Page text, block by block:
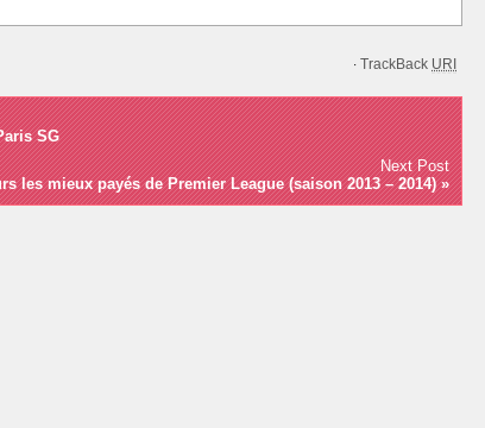
· TrackBack URI
SG
Next Post
les mieux payés de Premier League (saison 2013 – 2014)»